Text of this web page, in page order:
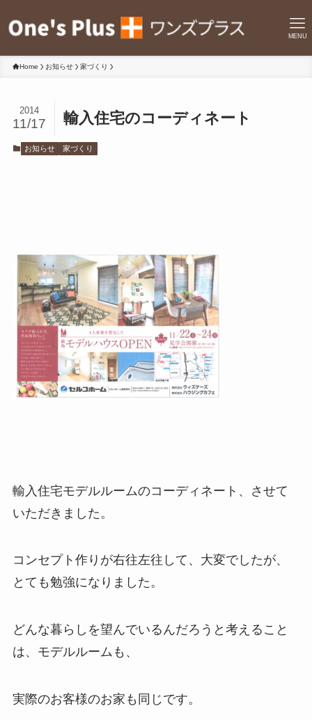
MENU
Home お知らせ 家づくり
輸入住宅のコーディネート
2014
11/17
お知らせ 家づくり
輸入住宅モデルルームのコーディネート、させて
いただきました。
コンセプト作りが右往左往して、大変でしたが、
とても勉強になりました。
どんな暮らしを望んでいるんだろうと考えること
は、モデルルームも、
実際のお客様のお家も同じです。